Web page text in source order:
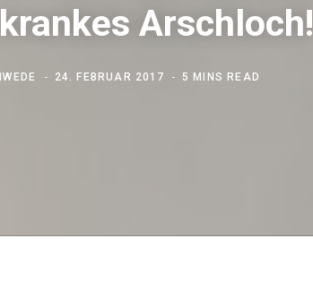
Arschloch!
24. FEBRUAR 2017 5 MINS READ